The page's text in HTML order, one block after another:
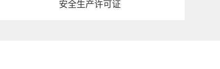
安全生产许可证